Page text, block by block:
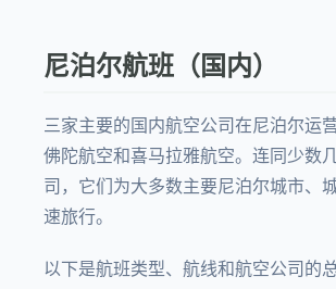
尼泊尔航班（国内）
三家主要的国内航空公司在尼泊尔运
佛陀航空和喜马拉雅航空。连同少数
司，它们为大多数主要尼泊尔城市、
速旅行。
以下是航班类型、航线和航空公司的